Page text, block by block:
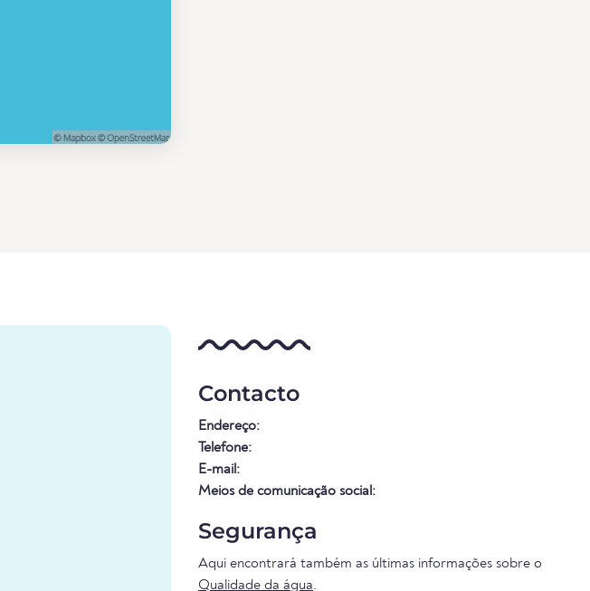
Contacto
Endereço:
Telefone:
E-mail:
Meios de comunicação social:
Segurança
Aqui encontrará também as últimas informações sobre o
Qualidade da água.